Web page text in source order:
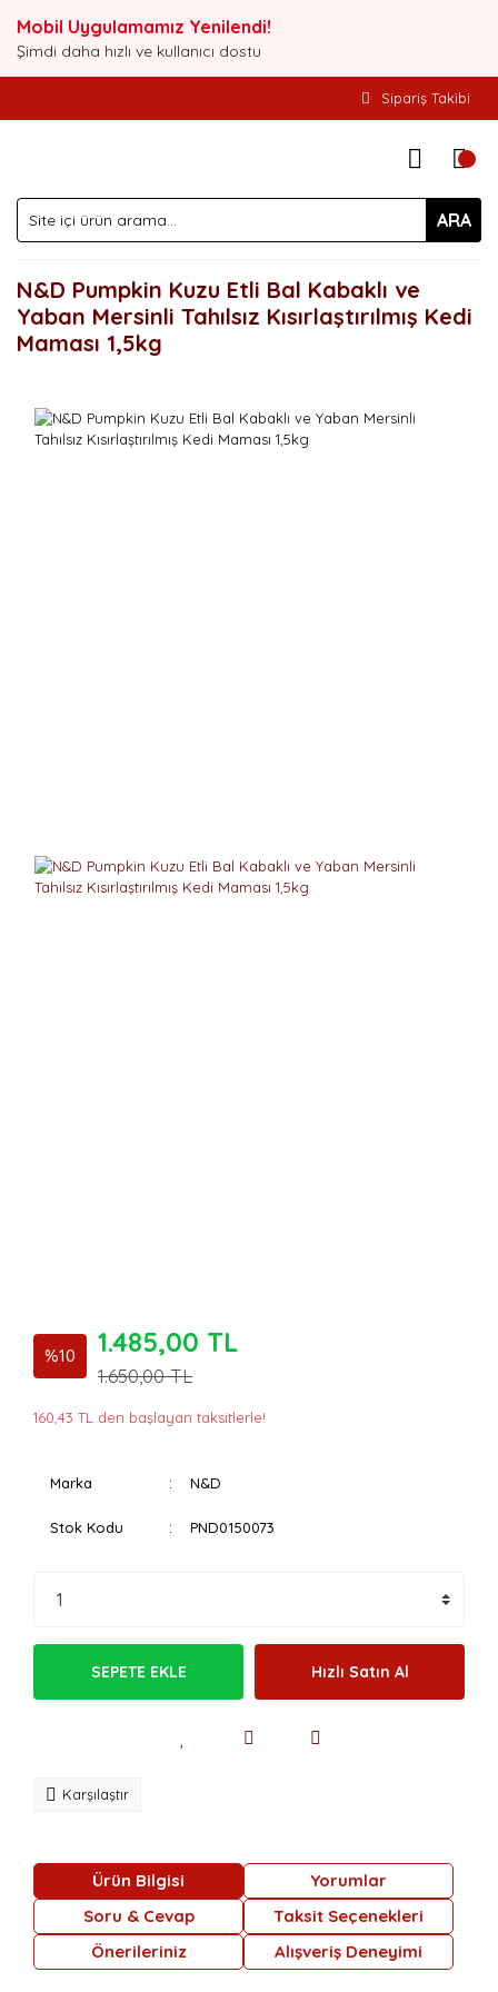
Mobil Uygulamamız Yenilendi!
Şimdi daha hızlı ve kullanıcı dostu
Sipariş Takibi
ARA
N&D Pumpkin Kuzu Etli Bal Kabaklı ve
Yaban Mersinli Tahılsız Kısırlaştırılmış Kedi
Maması 1,5kg
%10 1.485,00 TL
1.650,00 TL
160,43 TL den başlayan taksitlerle!
Marka N&D
Stok Kodu PND0150073
SEPETE EKLE Hızlı Satın Al
Karşılaştır
Ürün Bilgisi
Yorumlar
Soru & Cevap
Taksit Seçenekleri
Önerileriniz
Alışveriş Deneyimi